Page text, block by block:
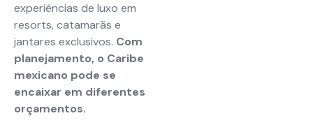
experiências de luxo em
resorts, catamarãs e
jantares exclusivos. Com
planejamento, o Caribe
mexicano pode se
encaixar em diferentes
orçamentos.